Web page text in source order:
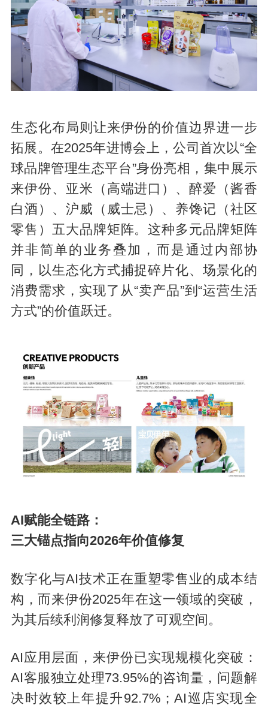
生态化布局则让来伊份的价值边界进一步
拓展。在2025年进博会上，公司首次以“全
球品牌管理生态平台”身份亮相，集中展示
来伊份、亚米（高端进口）、醉爱（酱香
白酒）、沪威（威士忌）、养馋记（社区
零售）五大品牌矩阵。这种多元品牌矩阵
并非简单的业务叠加，而是通过内部协
同，以生态化方式捕捉碎片化、场景化的
消费需求，实现了从“卖产品”到“运营生活
方式”的价值跃迁。
AI赋能全链路：
三大锚点指向2026年价值修复
数字化与AI技术正在重塑零售业的成本结
构，而来伊份2025年在这一领域的突破，
为其后续利润修复释放了可观空间。
AI应用层面，来伊份已实现规模化突破：
AI客服独立处理73.95%的咨询量，问题解
决时效较上年提升92.7%；AI巡店实现全